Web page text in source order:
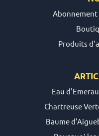
Abonnement
Produits
Eau
Chartreuse
Baume